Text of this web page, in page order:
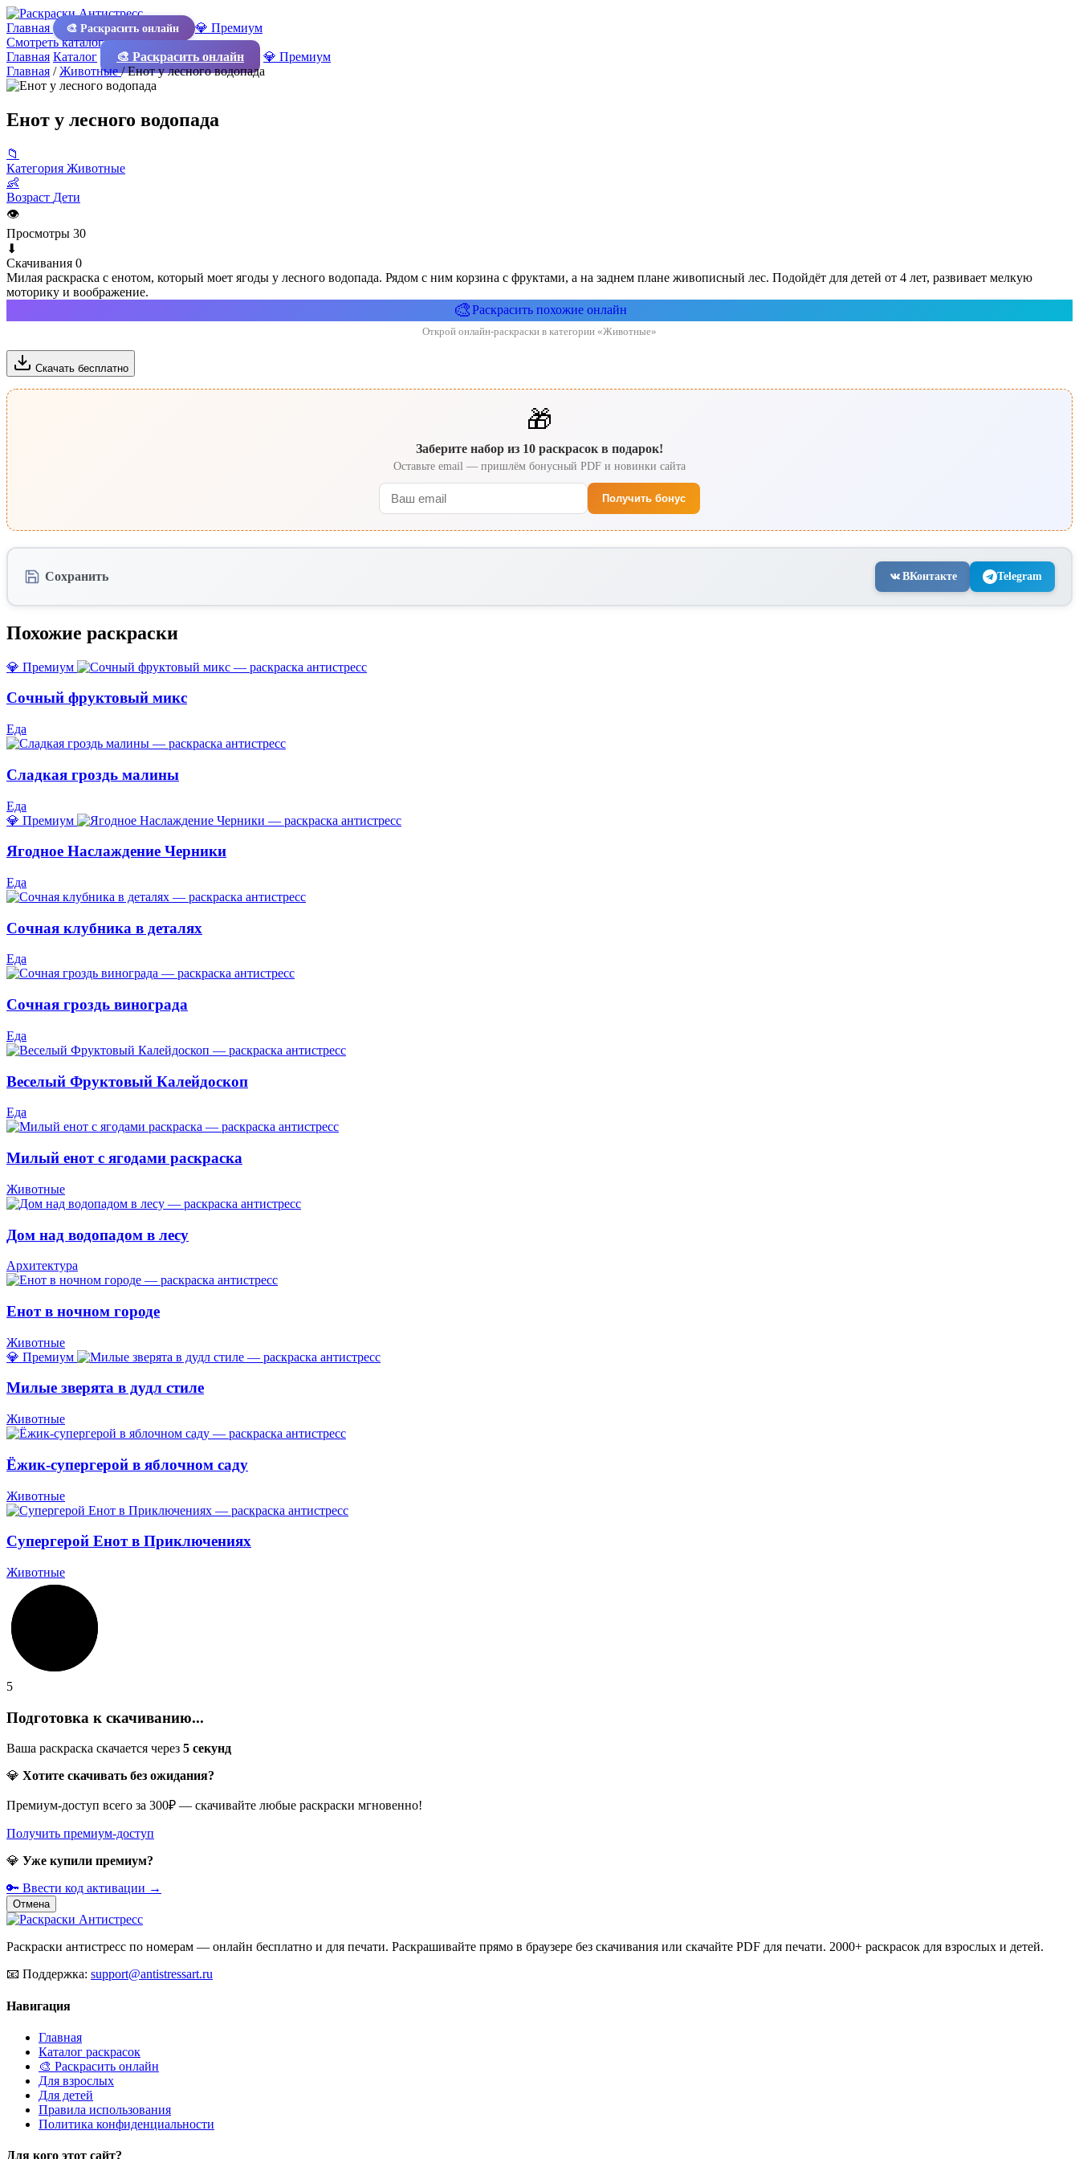
Главная 🎨 Раскрасить онлайн
💎 Премиум
Смотреть каталог
Главная Каталог 🎨 Раскрасить онлайн
💎 Премиум
Главная /Животные/Енот у лесного водопада
Енот у лесного водопада
📁
Категория Животные
👶
Возраст Дети
👁
Просмотры 30
⬇
Скачивания 0
Милая раскраска с енотом, который моет ягоды у лесного водопада. Рядом с ним корзина с фруктами, а на заднем плане живописный лес. Подойдёт для детей от 4 лет, развивает мелкую
моторику и воображение.
🎨Раскрасить похожие онлайн
Открой онлайн-раскраски в категории «Животные»
Скачать бесплатно
🎁
Заберите набор из 10 раскрасок в подарок!
Оставьте email — пришлём бонусный PDF и новинки сайта
Получить бонус
Сохранить ВКонтакте Telegram
Похожие раскраски
💎 Премиум
Сочный фруктовый микс
Еда
Сладкая гроздь малины
Еда
💎 Премиум
Ягодное Наслаждение Черники
Еда
Сочная клубника в деталях
Еда
Сочная гроздь винограда
Еда
Веселый Фруктовый Калейдоскоп
Еда
Милый енот с ягодами раскраска
Животные
Дом над водопадом в лесу
Архитектура
Енот в ночном городе
Животные
💎 Премиум
Милые зверята в дудл стиле
Животные
Ёжик-супергерой в яблочном саду
Животные
Супергерой Енот в Приключениях
Животные
5
Подготовка к скачиванию...
Ваша раскраска скачается через 5 секунд
💎 Хотите скачивать без ожидания?
Премиум-доступ всего за 300₽ — скачивайте любые раскраски мгновенно!
Получить премиум-доступ
💎 Уже купили премиум?
🔑 Ввести код активации →
Отмена
Раскраски антистресс по номерам — онлайн бесплатно и для печати. Раскрашивайте прямо в браузере без скачивания или скачайте PDF для печати. 2000+ раскрасок для взрослых и детей.
📧 Поддержка: support@antistressart.ru
Навигация
Главная
Каталог раскрасок
🎨 Раскрасить онлайн
Для взрослых
Для детей
Правила использования
Политика конфиденциальности
Для кого этот сайт?